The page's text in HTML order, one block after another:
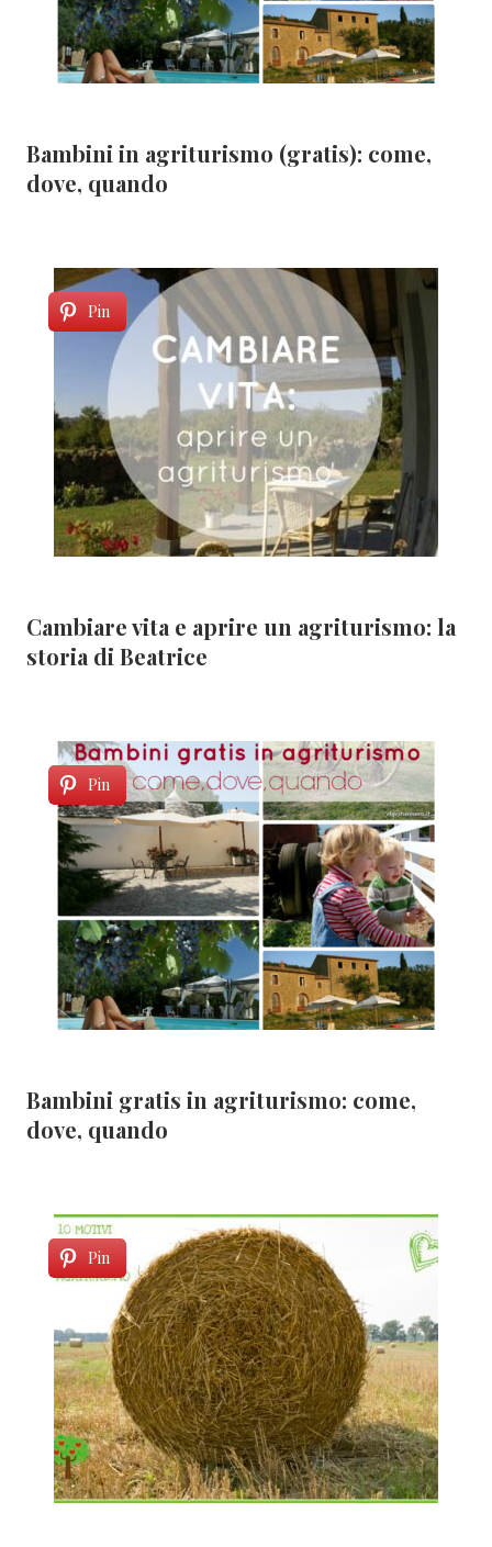
Bambini in agriturismo (gratis): come,
dove, quando
Pin
Cambiare vita e aprire un agriturismo: la
storia di Beatrice
Pin
Bambini gratis in agriturismo: come,
dove, quando
Pin